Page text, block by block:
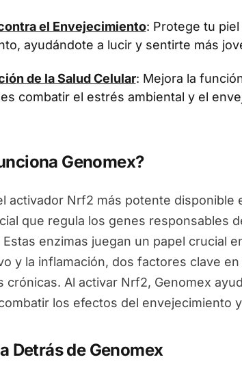
el Envejecimiento: Protege tu
ayudándote a lucir y sentirte más
de la Salud Celular: Mejora la
combatir el estrés ambiental y el
Genomex?
activador Nrf2 más potente disponible
que regula los genes responsables
enzimas juegan un papel crucial
y la inflamación, dos factores clave
crónicas. Al activar Nrf2, Genomex
los efectos del envejecimiento
Detrás de Genomex